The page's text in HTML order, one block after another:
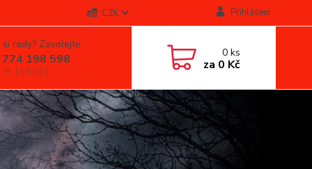
CZK Přihlášení
rady? Zavolejte.
198 598
9-16 hod.)
0ks
za 0 Kč